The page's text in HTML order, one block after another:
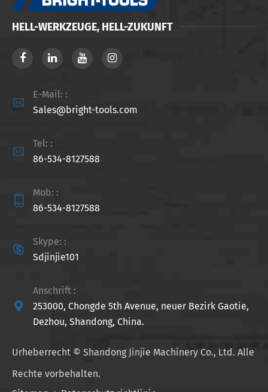
HELL-WERKZEUGE, HELL-ZUKUNFT

E-Mail: :
Sales@bright-tools.com

Tel: :
86-534-8127588

Mob: :
86-534-8127588

Skype: :
Sdjinjie101

Anschrift :
253000, Chongde 5th Avenue, neuer Bezirk Gaotie,
Dezhou, Shandong, China.
Urheberrecht © Shandong Jinjie Machinery Co., Ltd. Alle
Rechte vorbehalten.